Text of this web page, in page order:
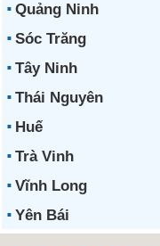
Quảng Ninh
Sóc Trăng
Tây Ninh
Thái Nguyên
Huế
Trà Vinh
Vĩnh Long
Yên Bái